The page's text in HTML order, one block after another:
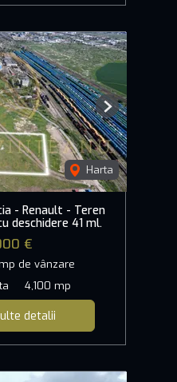
Harta
Next
- Renault - Teren
deschidere 41 ml.
€
de vânzare
4,100 mp
detalii